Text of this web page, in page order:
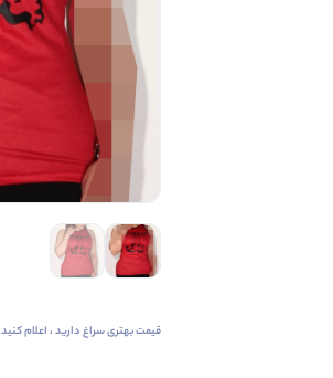
قیمت بهتری سراغ دارید ، اعلام کنید